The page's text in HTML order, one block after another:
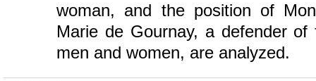
woman, and the position of
Marie de Gournay, a defender
men and women, are analyzed.